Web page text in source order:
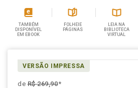
TAMBÉM
DISPONÍVEL
EM EBOOK
FOLHEIE
PÁGINAS
LEIA NA
BIBLIOTECA
VIRTUAL
VERSÃO IMPRESSA
deR$ 269,90*